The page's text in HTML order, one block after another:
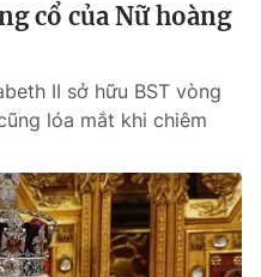
cổ của Nữ hoàng
II sở hữu BST vòng
lóa mắt khi chiêm